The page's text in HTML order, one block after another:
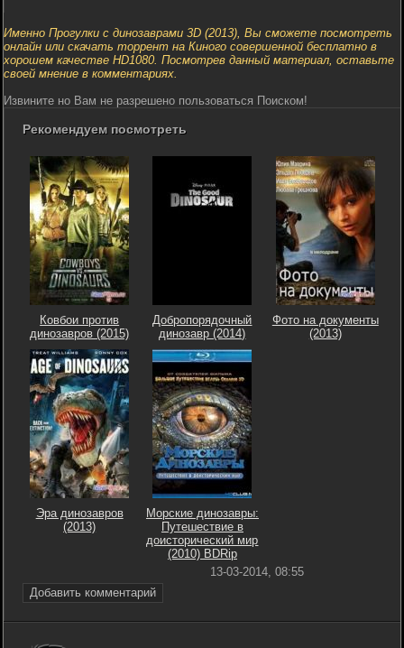
Именно Прогулки с динозаврами 3D (2013), Вы сможете посмотреть
онлайн или скачать торрент на Киного совершенной бесплатно в
хорошем качестве HD1080. Посмотрев данный материал, оставьте
своей мнение в комментариях.
Извините но Вам не разрешено пользоваться Поиском!
Рекомендуем посмотреть
Ковбои против
динозавров (2015)
Добропорядочный
динозавр (2014)
Фото на документы
(2013)
Эра динозавров
(2013)
Морские динозавры:
Путешествие в
доисторический мир
(2010) BDRip
Добавить комментарий
13-03-2014, 08:55